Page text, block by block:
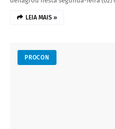
LEIA MAIS »
PROCON